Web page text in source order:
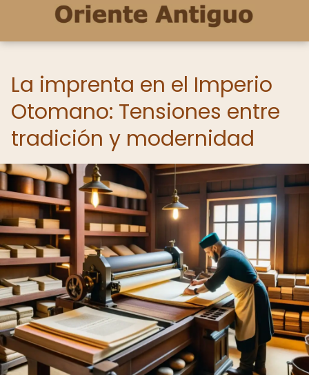
La imprenta en el Imperio
Otomano: Tensiones entre
tradición y modernidad